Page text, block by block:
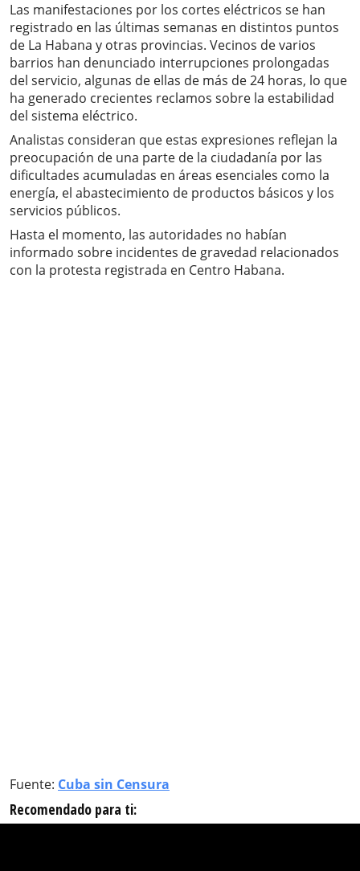
Las manifestaciones por los cortes eléctricos se han
registrado en las últimas semanas en distintos puntos
de La Habana y otras provincias. Vecinos de varios
barrios han denunciado interrupciones prolongadas
del servicio, algunas de ellas de más de 24 horas, lo que
ha generado crecientes reclamos sobre la estabilidad
del sistema eléctrico.
Analistas consideran que estas expresiones reflejan la
preocupación de una parte de la ciudadanía por las
dificultades acumuladas en áreas esenciales como la
energía, el abastecimiento de productos básicos y los
servicios públicos.
Hasta el momento, las autoridades no habían
informado sobre incidentes de gravedad relacionados
con la protesta registrada en Centro Habana.
Fuente: Cuba sin Censura
Recomendado para ti: